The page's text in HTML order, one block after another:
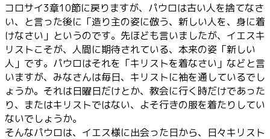
コロサイ3章10節に戻りますが、パウロは古い人を捨てなさ
い、と言った後に「造り主の姿に倣う、新しい人を、身に着
けなさい」というのです。先ほども言いましたが、イエスキ
リストこそが、人間に期待されている、本来の姿「新しい
人」です。パウロはそれを「キリストを着なさい」などと言
いますが、みなさんは毎日、キリストに袖を通しているでし
ょうか。それは日曜日だけとか、教会に行く時だけであった
り、またはキリストではない、よそ行きの服を着たりしてい
ないでしょうか。
そんなパウロは、イエス様に出会った日から、日々キリスト